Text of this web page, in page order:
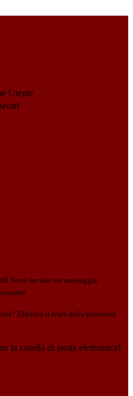
Utente
Verrà inviato un messaggio
Effettua il reset della password
la casella di posta elettronica!